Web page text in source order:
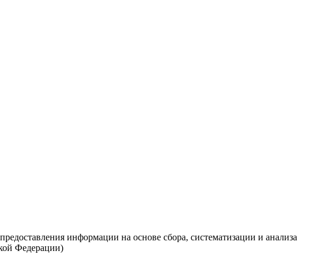
информации на основе сбора, систематизации и анализа
Федерации)